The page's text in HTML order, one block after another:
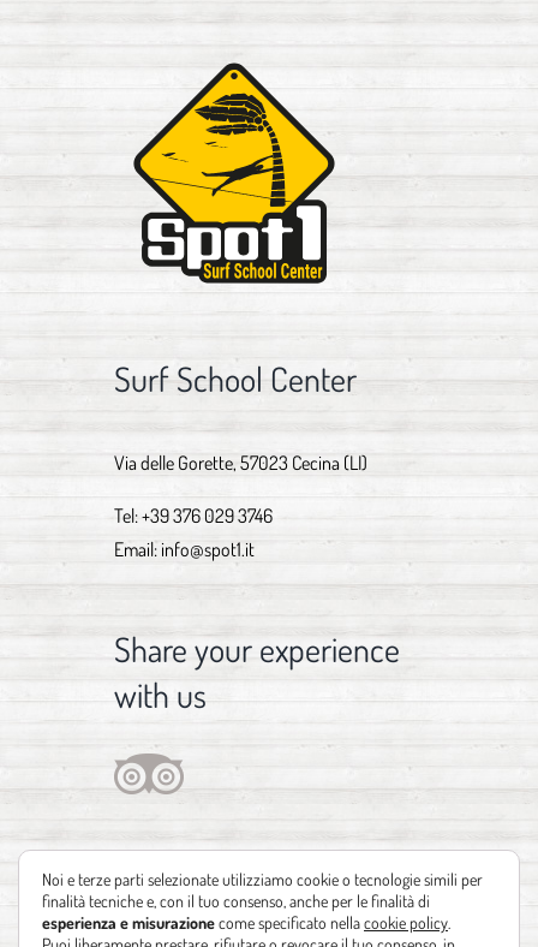
Surf School Center
Via delle Gorette, 57023 Cecina (LI)
Tel:+39 376 029 3746
Email: info@spot1.it
Share your experience
with us
Noi e terze parti selezionate utilizziamo cookie o tecnologie simili per
finalità tecniche e, con il tuo consenso, anche per le finalità di
esperienza e misurazionecome specificato nellacookie policy